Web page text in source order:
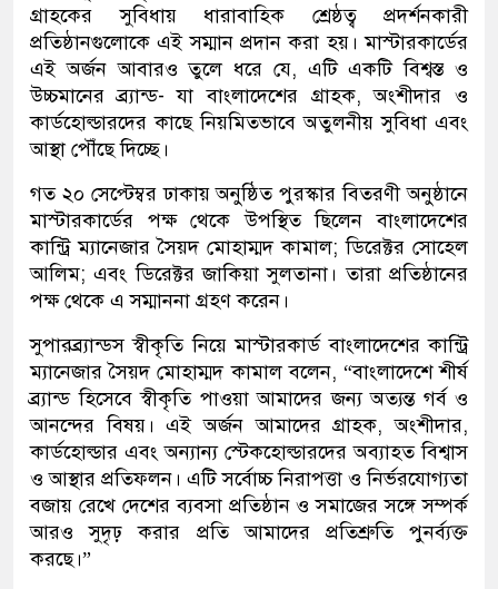
গ্রাহকের সুবিধায় ধারাবাহিক শ্রেষ্ঠত্ব প্রদর্শনকারী
প্রতিষ্ঠানগুলোকে এই সম্মান প্রদান করা হয়। মাস্টারকার্ডের
এই অর্জন আবারও তুলে ধরে যে, এটি একটি বিশ্বস্ত ও
উচ্চমানের ব্র্যান্ড- যা বাংলাদেশের গ্রাহক, অংশীদার ও
কার্ডহোল্ডারদের কাছে নিয়মিতভাবে অতুলনীয় সুবিধা এবং
আস্থা পৌঁছে দিচ্ছে।
গত ২০ সেপ্টেম্বর ঢাকায় অনুষ্ঠিত পুরস্কার বিতরণী অনুষ্ঠানে
মাস্টারকার্ডের পক্ষ থেকে উপস্থিত ছিলেন বাংলাদেশের
কান্ট্রি ম্যানেজার সৈয়দ মোহাম্মদ কামাল; ডিরেক্টর সোহেল
আলিম; এবং ডিরেক্টর জাকিয়া সুলতানা। তারা প্রতিষ্ঠানের
পক্ষ থেকে এ সম্মাননা গ্রহণ করেন।
সুপারব্র্যান্ডস স্বীকৃতি নিয়ে মাস্টারকার্ড বাংলাদেশের কান্ট্রি
ম্যানেজার সৈয়দ মোহাম্মদ কামাল বলেন, “বাংলাদেশে শীর্ষ
ব্র্যান্ড হিসেবে স্বীকৃতি পাওয়া আমাদের জন্য অত্যন্ত গর্ব ও
আনন্দের বিষয়। এই অর্জন আমাদের গ্রাহক, অংশীদার,
কার্ডহোল্ডার এবং অন্যান্য স্টেকহোল্ডারদের অব্যাহত বিশ্বাস
ও আস্থার প্রতিফলন। এটি সর্বোচ্চ নিরাপত্তা ও নির্ভরযোগ্যতা
বজায় রেখে দেশের ব্যবসা প্রতিষ্ঠান ও সমাজের সঙ্গে সম্পর্ক
আরও সুদৃঢ় করার প্রতি আমাদের প্রতিশ্রুতি পুনর্ব্যক্ত
করছে।”